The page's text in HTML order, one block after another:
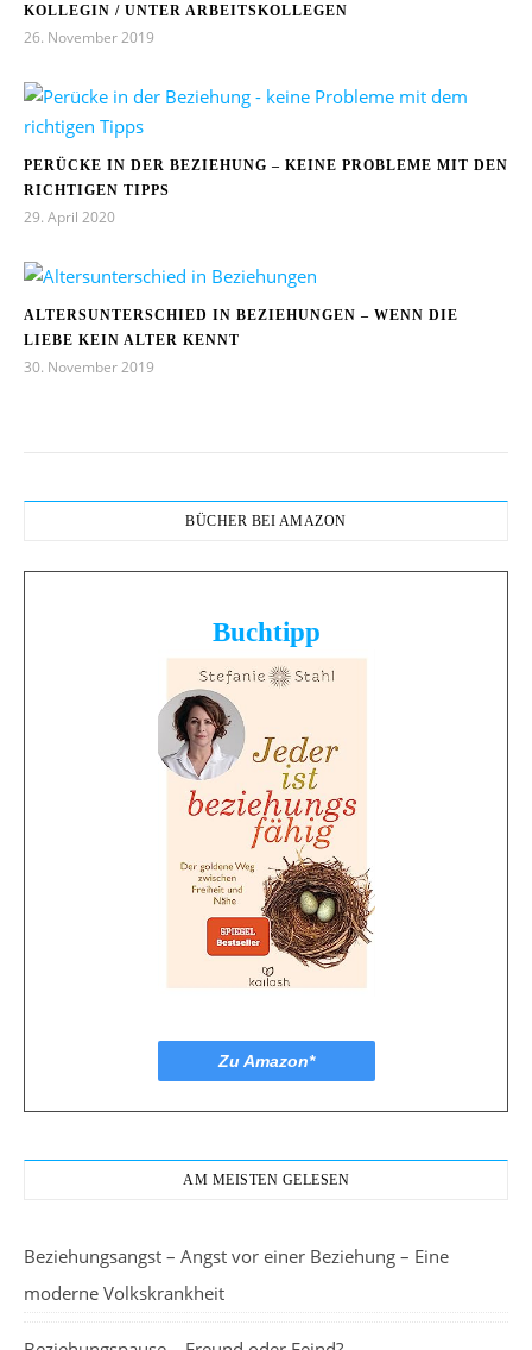
KOLLEGIN / UNTER ARBEITSKOLLEGEN
26. November 2019
PERÜCKE IN DER BEZIEHUNG – KEINE PROBLEME MIT DEN
RICHTIGEN TIPPS
29. April 2020
ALTERSUNTERSCHIED IN BEZIEHUNGEN – WENN DIE
LIEBE KEIN ALTER KENNT
30. November 2019
BÜCHER BEI AMAZON
Buchtipp
Zu Amazon*
AM MEISTEN GELESEN
Beziehungsangst – Angst vor einer Beziehung – Eine
moderne Volkskrankheit